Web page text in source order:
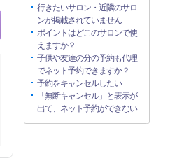
行きたいサロン・近隣のサロ
ンが掲載されていません
ポイントはどこのサロンで使
えますか？
子供や友達の分の予約も代理
でネット予約できますか？
予約をキャンセルしたい
「無断キャンセル」と表示が
出て、ネット予約ができない